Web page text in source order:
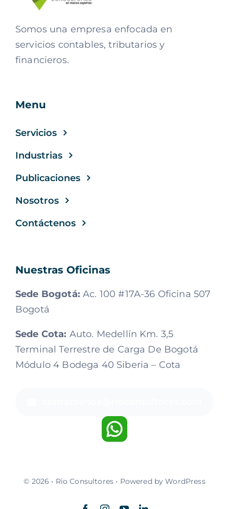
Somos una empresa enfocada en
servicios contables, tributarios y
financieros.
Menu
Servicios
Industrias
Publicaciones
Nosotros
Contáctenos
Nuestras Oficinas
Sede Bogotá: Ac. 100 #17A-36 Oficina 507
Bogotá
Sede Cota: Auto. Medellín Km. 3,5
Terminal Terrestre de Carga De Bogotá
Módulo 4 Bodega 40 Siberia – Cota
© 2026 • Rio Consultores • Powered by WordPress